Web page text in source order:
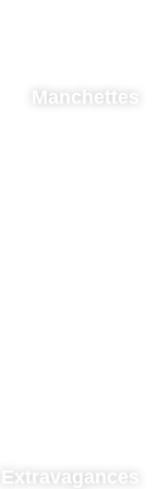
Manchettes
Extravagances